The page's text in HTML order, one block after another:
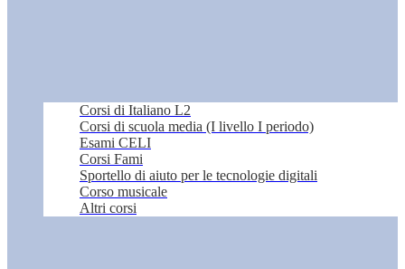
Corsi di Italiano L2
Corsi di scuola media (I livello I periodo)
Esami CELI
Corsi Fami
Sportello di aiuto per le tecnologie digitali
Corso musicale
Altri corsi